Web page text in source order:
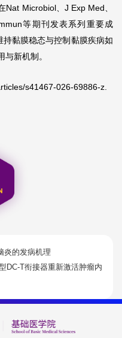
Nat Microbiol、J Exp Med、
等期刊发表系列重要成
黏膜稳态与控制黏膜疾病如
新机制。
s41467-026-69886-z.
炎的发病机理
DC-T衔接器重新激活肿瘤内